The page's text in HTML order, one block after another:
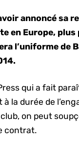
annoncé sa
en Europe,
l’uniforme de
qui a fait
la durée de
on peut
contrat.